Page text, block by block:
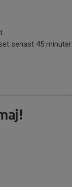
senast 45 minuter